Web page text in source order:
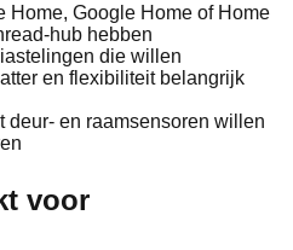
Home, Google Home of Home
hebben
die willen
en flexibiliteit belangrijk
deur‑ en raamsensoren willen
voor